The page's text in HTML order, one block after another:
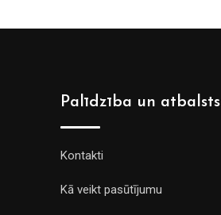
Palīdzība un atbalsts
Kontakti
Kā veikt pasūtījumu